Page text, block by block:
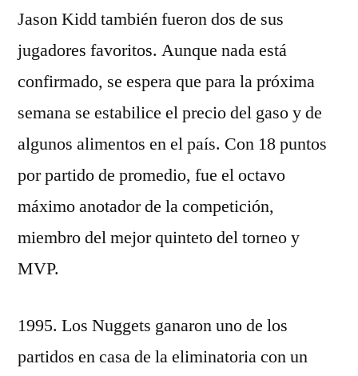
Jason Kidd también fueron dos de sus
jugadores favoritos. Aunque nada está
confirmado, se espera que para la próxima
semana se estabilice el precio del gaso y de
algunos alimentos en el país. Con 18 puntos
por partido de promedio, fue el octavo
máximo anotador de la competición,
miembro del mejor quinteto del torneo y
MVP.
1995. Los Nuggets ganaron uno de los
partidos en casa de la eliminatoria con un